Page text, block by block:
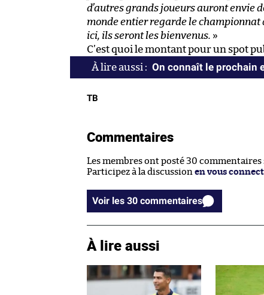
d’autres grands joueurs auront envie
monde entier regarde le championnat
ici, ils seront les bienvenus. »
C’est quoi le montant pour un spot
On connaît le prochain
TB
Commentaires
Les membres ont posté 30 commentaires
Participez à la discussion en vous
Voir les 30 commentaires
À lire aussi